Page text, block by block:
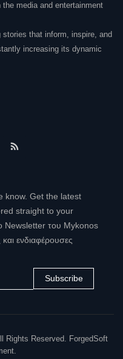
media and entertainment
that inform, inspire, and
increasing its dynamic
know. Get the latest
straight to your
Newsletter του Mykonos
και ενδιαφέρουσες
Subscribe
Rights Reserved. ForgedSoft